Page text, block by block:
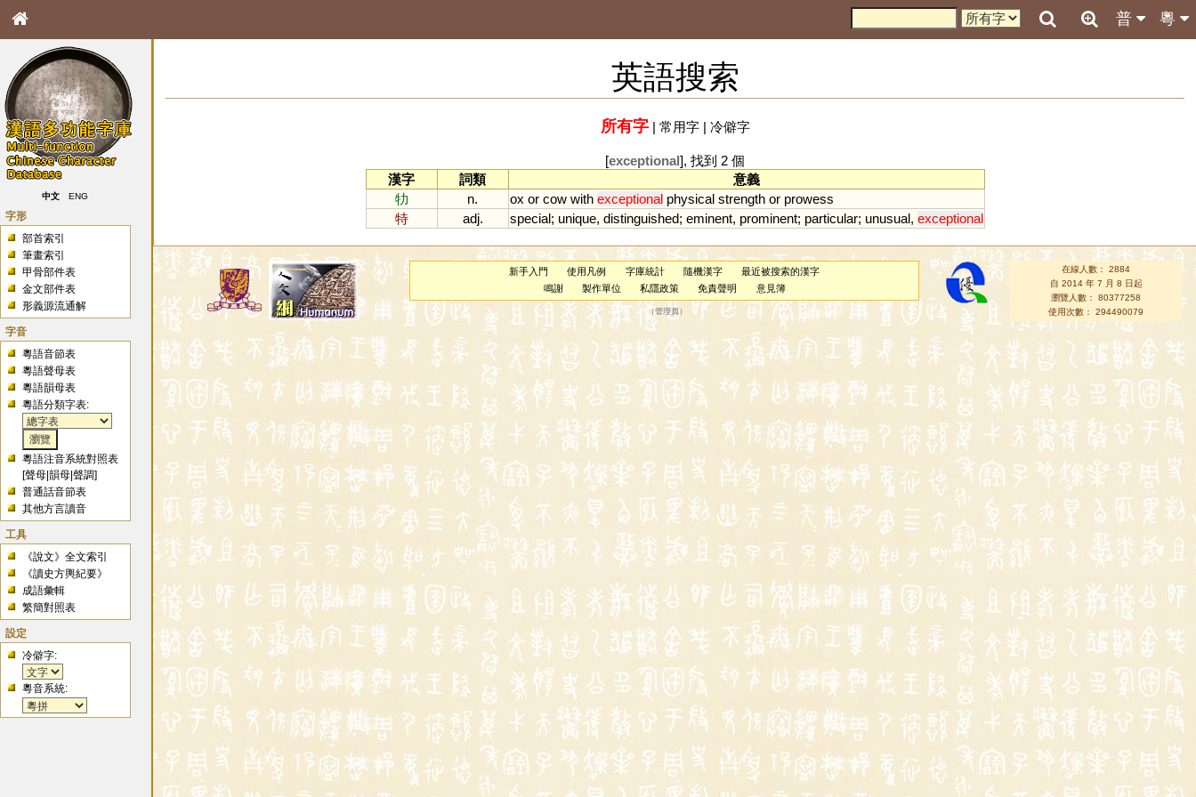
粵
普
中文 ENG
字形
部首索引
筆畫索引
甲骨部件表
金文部件表
形義源流通解
字音
粵語音節表
粵語聲母表
粵語韻母表
粵語分類字表:
粵語注音系統對照表
[聲母 |韻母 |聲調]
普通話音節表
其他方言讀音
工具
《說文》全文索引
《讀史方輿紀要》
成語彙輯
繁簡對照表
設定
冷僻字:
粵音系統:
英語搜索
所有字| 常用字| 冷僻字
[exceptional], 找到 2 個
漢字
詞類
意義
牞
n. ox or cow with exceptional physical strength or prowess
特
adj. special; unique, distinguished; eminent, prominent; particular; unusual, exceptional
新手入門 使用凡例 字庫統計 隨機漢字
最近被搜索的漢字
鳴謝
製作單位 私隱政策 免責聲明 意見簿
（管理員 ）
在線人數： 2884
自 2014 年 7 月 8 日起
瀏覽人數： 80377258
使用次數： 294490079